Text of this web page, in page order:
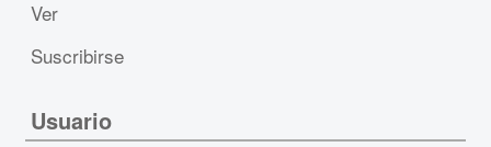
Ver
Suscribirse
Usuario